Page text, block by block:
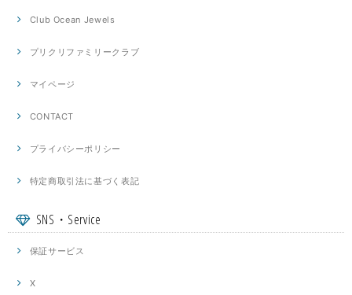
Club Ocean Jewels
プリクリファミリークラブ
マイページ
CONTACT
プライバシーポリシー
特定商取引法に基づく表記
SNS・Service
保証サービス
X